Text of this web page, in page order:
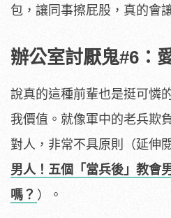
包，讓同事擦屁股，真的會
辦公室討厭鬼#6：
說真的這種前輩也是挺可憐
我價值。就像軍中的老兵欺
對人，非常不具原則（延伸
男人！五個「當兵後」教會
嗎？ ）。